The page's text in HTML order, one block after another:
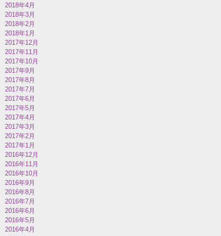
2018年4月
2018年3月
2018年2月
2018年1月
2017年12月
2017年11月
2017年10月
2017年9月
2017年8月
2017年7月
2017年6月
2017年5月
2017年4月
2017年3月
2017年2月
2017年1月
2016年12月
2016年11月
2016年10月
2016年9月
2016年8月
2016年7月
2016年6月
2016年5月
2016年4月